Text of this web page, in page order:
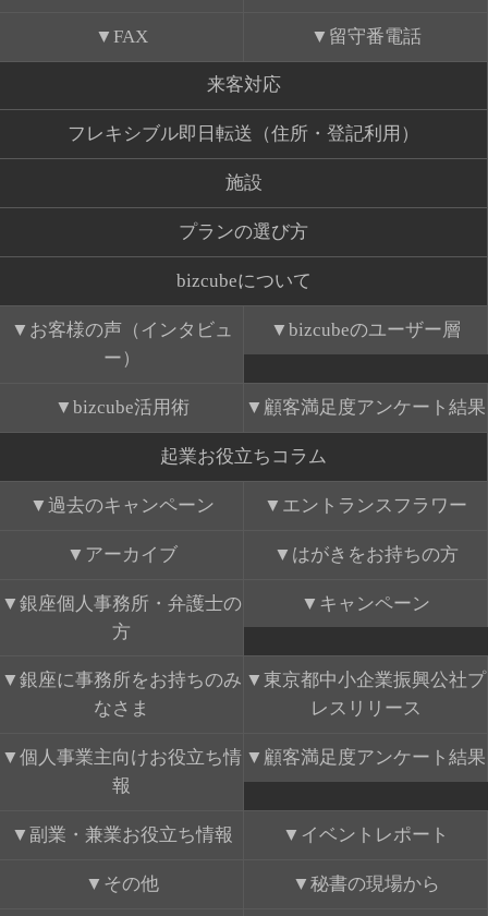
FAX 留守番電話
来客対応
フレキシブル即日転送（住所・登記利用）
施設
プランの選び方
bizcubeについて
お客様の声（インタビュ
ー）
bizcubeのユーザー層
bizcube活用術 顧客満足度アンケート結果
起業お役立ちコラム
過去のキャンペーン エントランスフラワー
アーカイブ はがきをお持ちの方
銀座個人事務所・弁護士の
方
キャンペーン
銀座に事務所をお持ちのみ
なさま
東京都中小企業振興公社プ
レスリリース
個人事業主向けお役立ち情
報
顧客満足度アンケート結果
副業・兼業お役立ち情報 イベントレポート
その他 秘書の現場から